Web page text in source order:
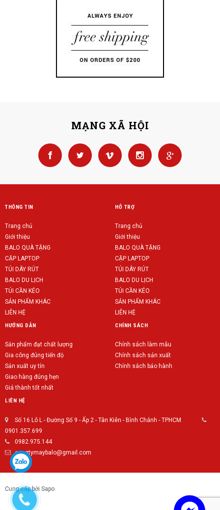
MẠNG XÃ HỘI
THÔNG TIN
Trang chủ
Giới thiệu
BALO QUÀ TẶNG
CẶP LAPTOP
TÚI DÂY RÚT
BALO DU LỊCH
TÚI CẦN KÉO
SẢN PHẨM KHÁC
LIÊN HỆ
HỖ TRỢ
Trang chủ
Giới thiệu
BALO QUÀ TẶNG
CẶP LAPTOP
TÚI DÂY RÚT
BALO DU LỊCH
TÚI CẦN KÉO
SẢN PHẨM KHÁC
LIÊN HỆ
HƯỚNG DẪN
Sản phẩm đạt chất lượng
Gia công đúng tiến độ
Sản xuất uy tín
Giao hàng đúng hẹn
Giá thành tốt nhất
CHÍNH SÁCH
Chính sách làm mẫu
Chính sách sản xuất
Chính sách bảo hành
LIÊN HỆ
Số 16 Lô L - Đường Số 9 - Ấp 2 - Tân Kiên - Bình Chánh - TPHCM
0901.357.699
0982.975.144
congtymaybalo@gmail.com
Cung cấp bởi Sapo